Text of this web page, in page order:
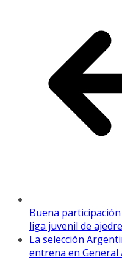
Buena
liga juvenil de
La selección
entrena en General